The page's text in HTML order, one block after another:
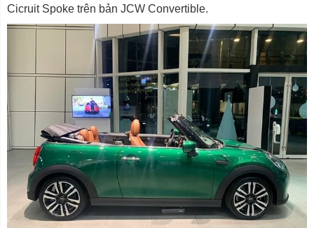
Cicruit Spoke trên bản JCW Convertible.